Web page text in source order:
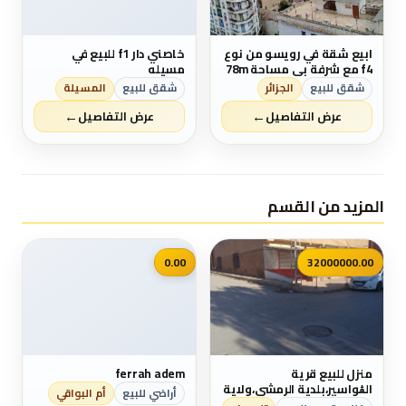
ابيع شقة في رويسو من نوع
f4 مع شرفة بي مساحة 78m
في الطابق السادس لها
مدخلين لي العمارة كل شيء
متوفر قرب المكان وجميع
وسائل النقل ميترو الترام
شقق للبيع الجزائر
عرض التفاصيل←
خاصني دار f1 للبيع في
مسيله
شقق للبيع المسيلة
عرض التفاصيل←
المزيد من القسم
32000000.00
منزل للبيع قرية
الڨواسير،بلدية الرمشي،ولاية
📷
0.00
ferrah adem
أراضي للبيع أم البواقي